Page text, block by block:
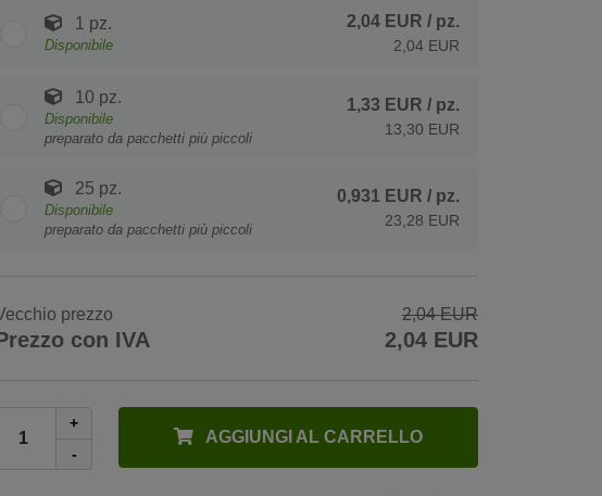
1 pz.
Disponibile
2,04 EUR / pz.
2,04 EUR
10 pz.
Disponibile
preparato da pacchetti più piccoli
1,33 EUR / pz.
13,30 EUR
25 pz.
Disponibile
preparato da pacchetti più piccoli
0,931 EUR / pz.
23,28 EUR
prezzo 2,04 EUR
con IVA 2,04 EUR
+
-
AGGIUNGI AL CARRELLO